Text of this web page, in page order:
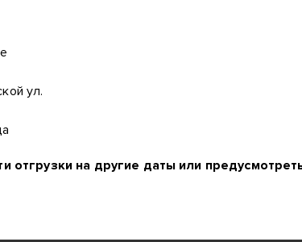
ул.
на другие даты или